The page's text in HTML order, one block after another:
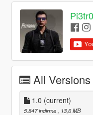
All Versions
1.0 (current)
5.847 indirme
, 13,6 MB